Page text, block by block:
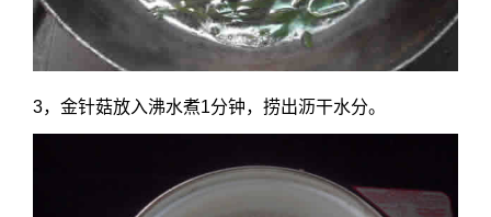
3，金针菇放入沸水煮1分钟，捞出沥干水分。